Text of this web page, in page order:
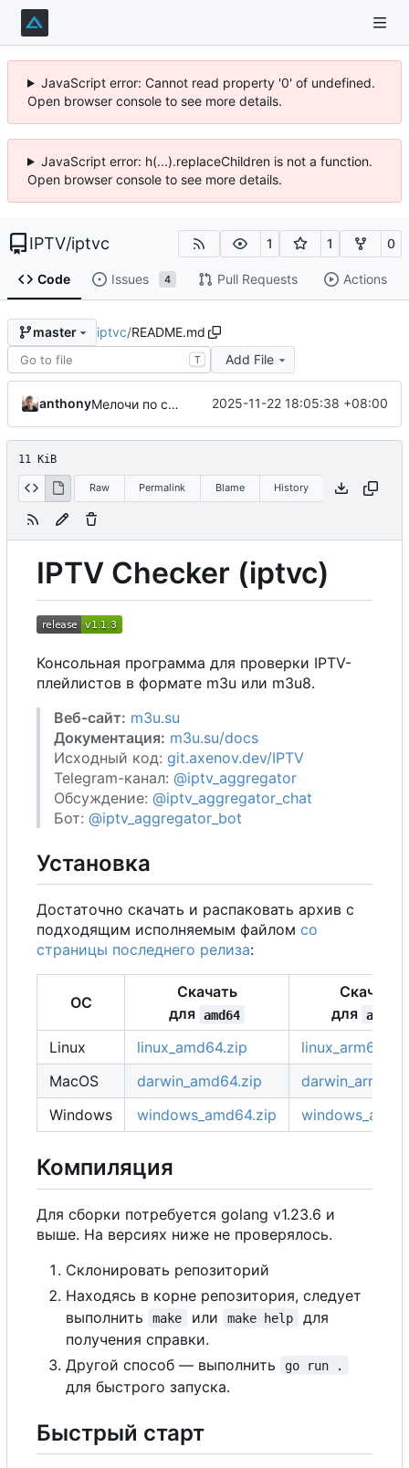
JavaScript error: Cannot read property '0' of undefined.
Open browser console to see more details.
JavaScript error: h(...).replaceChildren is not a function.
Open browser console to see more details.
IPTV/iptvc 1 1 0
Code Issues 4 Pull Requests Actions
master iptvc/README.md
T Add File
anthony Мелочи по сборке и README 2025-11-22 18:05:38 +08:00
11 KiB
Raw Permalink Blame History
IPTV Checker (iptvc)
Консольная программа для проверки IPTV-
плейлистов в формате m3u или m3u8.
Веб-сайт: m3u.su
Документация: m3u.su/docs
Исходный код: git.axenov.dev/IPTV
Telegram-канал: @iptv_aggregator
Обсуждение: @iptv_aggregator_chat
Бот: @iptv_aggregator_bot
Установка
Достаточно скачать и распаковать архив с
подходящим исполняемым файлом со
страницы последнего релиза:
ОС
Скачать
для amd64
Скачать
для arm64
Linux linux_amd64.zip
linux_arm64.zip
MacOS
darwin_amd64.zip
Windows
windows_amd64.zip
Компиляция
Для сборки потребуется golang v1.23.6 и
выше. На версиях ниже не проверялось.
Склонировать репозиторий
Находясь в корне репозитория, следует
выполнить
make или make help
для
получения справки.
Другой способ — выполнить
go run .
для быстрого запуска.
Быстрый старт